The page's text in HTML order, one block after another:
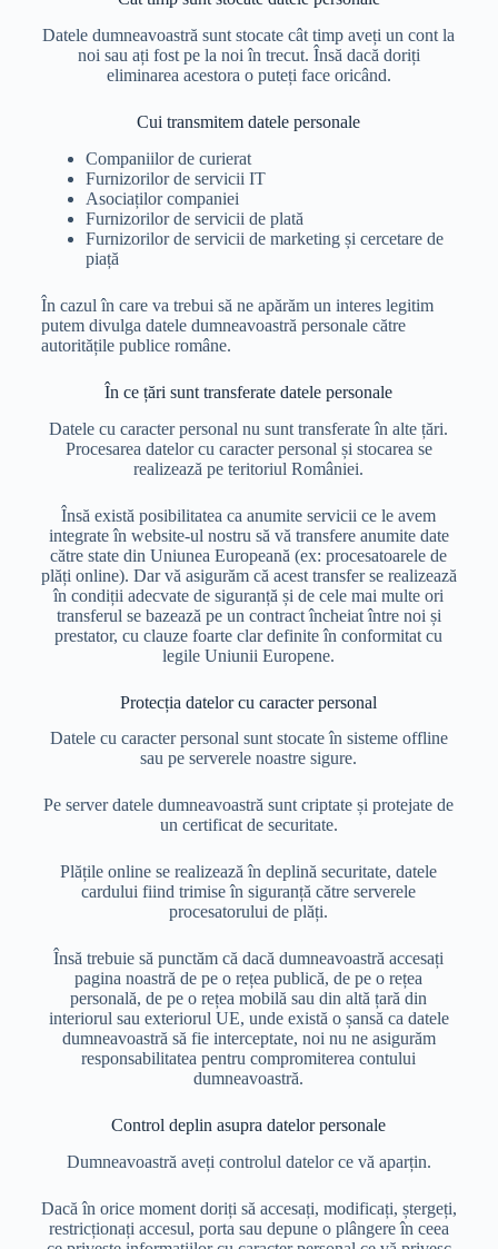
Datele dumneavoastră sunt stocate cât timp aveți un cont la
noi sau ați fost pe la noi în trecut. Însă dacă doriți
eliminarea acestora o puteți face oricând.
Cui transmitem datele personale
Companiilor de curierat
Furnizorilor de servicii IT
Asociaților companiei
Furnizorilor de servicii de plată
Furnizorilor de servicii de marketing și cercetare de
piață
În cazul în care va trebui să ne apărăm un interes legitim
putem divulga datele dumneavoastră personale către
autoritățile publice române.
În ce țări sunt transferate datele personale
Datele cu caracter personal nu sunt transferate în alte țări.
Procesarea datelor cu caracter personal și stocarea se
realizează pe teritoriul României.
Însă există posibilitatea ca anumite servicii ce le avem
integrate în website-ul nostru să vă transfere anumite date
către state din Uniunea Europeană (ex: procesatoarele de
plăți online). Dar vă asigurăm că acest transfer se realizează
în condiții adecvate de siguranță și de cele mai multe ori
transferul se bazează pe un contract încheiat între noi și
prestator, cu clauze foarte clar definite în conformitat cu
legile Uniunii Europene.
Protecția datelor cu caracter personal
Datele cu caracter personal sunt stocate în sisteme offline
sau pe serverele noastre sigure.
Pe server datele dumneavoastră sunt criptate și protejate de
un certificat de securitate.
Plățile online se realizează în deplină securitate, datele
cardului fiind trimise în siguranță către serverele
procesatorului de plăți.
Însă trebuie să punctăm că dacă dumneavoastră accesați
pagina noastră de pe o rețea publică, de pe o rețea
personală, de pe o rețea mobilă sau din altă țară din
interiorul sau exteriorul UE, unde există o șansă ca datele
dumneavoastră să fie interceptate, noi nu ne asigurăm
responsabilitatea pentru compromiterea contului
dumneavoastră.
Control deplin asupra datelor personale
Dumneavoastră aveți controlul datelor ce vă aparțin.
Dacă în orice moment doriți să accesați, modificați, ștergeți,
restricționați accesul, porta sau depune o plângere în ceea